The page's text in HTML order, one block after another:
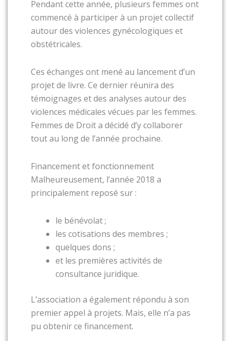
Pendant cette année, plusieurs femmes ont
commencé à participer à un projet collectif
autour des violences gynécologiques et
obstétricales.
Ces échanges ont mené au lancement d’un
projet de livre. Ce dernier réunira des
témoignages et des analyses autour des
violences médicales vécues par les femmes.
Femmes de Droit a décidé d’y collaborer
tout au long de l’année prochaine.
Financement et fonctionnement
Malheureusement, l’année 2018 a
principalement reposé sur :
le bénévolat ;
les cotisations des membres ;
quelques dons ;
et les premières activités de
consultance juridique.
L’association a également répondu à son
premier appel à projets. Mais, elle n’a pas
pu obtenir ce financement.